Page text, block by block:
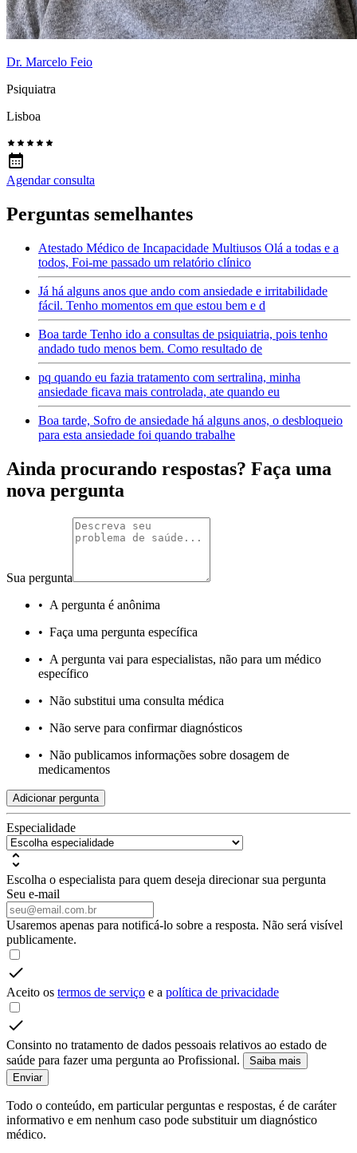
Dr. Marcelo Feio
Psiquiatra
Lisboa
Agendar consulta
Perguntas semelhantes
Atestado Médico de Incapacidade Multiusos Olá a todas e a
todos, Foi-me passado um relatório clínico
Já há alguns anos que ando com ansiedade e irritabilidade
fácil. Tenho momentos em que estou bem e d
Boa tarde Tenho ido a consultas de psiquiatria, pois tenho
andado tudo menos bem. Como resultado de
pq quando eu fazia tratamento com sertralina, minha
ansiedade ficava mais controlada, ate quando eu
Boa tarde, Sofro de ansiedade há alguns anos, o desbloqueio
para esta ansiedade foi quando trabalhe
Ainda procurando respostas? Faça uma
nova pergunta
Sua pergunta
• A pergunta é anônima
• Faça uma pergunta específica
• A pergunta vai para especialistas, não para um médico
específico
• Não substitui uma consulta médica
• Não serve para confirmar diagnósticos
• Não publicamos informações sobre dosagem de
medicamentos
Adicionar pergunta
Especialidade
Escolha o especialista para quem deseja direcionar sua pergunta
Seu e-mail
Usaremos apenas para notificá-lo sobre a resposta. Não será visível
publicamente.
Aceito os termos de serviço e a política de privacidade
Consinto no tratamento de dados pessoais relativos ao estado de
saúde para fazer uma pergunta ao Profissional.
Saiba mais
Enviar
Todo o conteúdo, em particular perguntas e respostas, é de caráter
informativo e em nenhum caso pode substituir um diagnóstico
médico.